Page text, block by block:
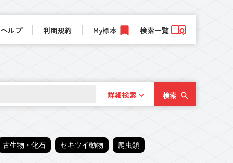
ヘルプ 利用規約 My標本 検索一覧
詳細検索 検索
古生物・化石 セキツイ動物 爬虫類